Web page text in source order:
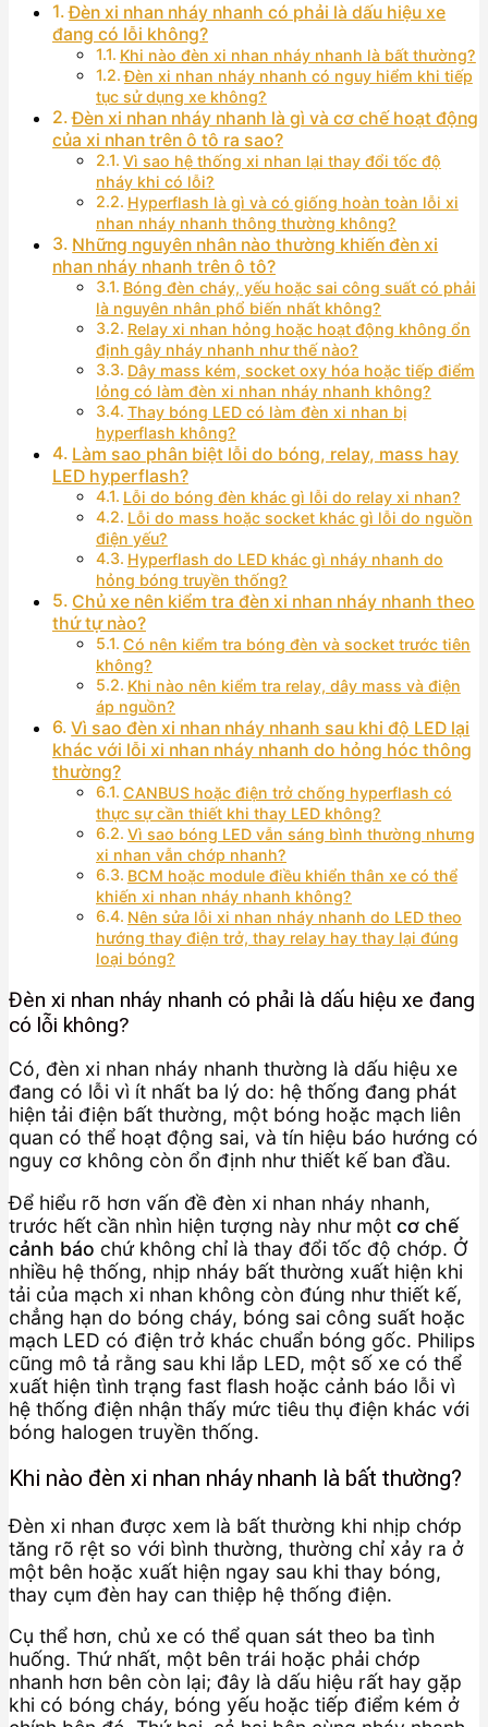
Đèn xi nhan nháy nhanh có phải là dấu hiệu xe
đang có lỗi không?
Khi nào đèn xi nhan nháy nhanh là bất thường?
Đèn xi nhan nháy nhanh có nguy hiểm khi tiếp
tục sử dụng xe không?
Đèn xi nhan nháy nhanh là gì và cơ chế hoạt động
của xi nhan trên ô tô ra sao?
Vì sao hệ thống xi nhan lại thay đổi tốc độ
nháy khi có lỗi?
Hyperflash là gì và có giống hoàn toàn lỗi xi
nhan nháy nhanh thông thường không?
Những nguyên nhân nào thường khiến đèn xi
nhan nháy nhanh trên ô tô?
Bóng đèn cháy, yếu hoặc sai công suất có phải
là nguyên nhân phổ biến nhất không?
Relay xi nhan hỏng hoặc hoạt động không ổn
định gây nháy nhanh như thế nào?
Dây mass kém, socket oxy hóa hoặc tiếp điểm
lỏng có làm đèn xi nhan nháy nhanh không?
Thay bóng LED có làm đèn xi nhan bị
hyperflash không?
Làm sao phân biệt lỗi do bóng, relay, mass hay
LED hyperflash?
Lỗi do bóng đèn khác gì lỗi do relay xi nhan?
Lỗi do mass hoặc socket khác gì lỗi do nguồn
điện yếu?
Hyperflash do LED khác gì nháy nhanh do
hỏng bóng truyền thống?
Chủ xe nên kiểm tra đèn xi nhan nháy nhanh theo
thứ tự nào?
Có nên kiểm tra bóng đèn và socket trước tiên
không?
Khi nào nên kiểm tra relay, dây mass và điện
áp nguồn?
Vì sao đèn xi nhan nháy nhanh sau khi độ LED lại
khác với lỗi xi nhan nháy nhanh do hỏng hóc thông
thường?
CANBUS hoặc điện trở chống hyperflash có
thực sự cần thiết khi thay LED không?
Vì sao bóng LED vẫn sáng bình thường nhưng
xi nhan vẫn chớp nhanh?
BCM hoặc module điều khiển thân xe có thể
khiến xi nhan nháy nhanh không?
Nên sửa lỗi xi nhan nháy nhanh do LED theo
hướng thay điện trở, thay relay hay thay lại đúng
loại bóng?
Đèn xi nhan nháy nhanh có phải là dấu hiệu xe đang
có lỗi không?
Có, đèn xi nhan nháy nhanh thường là dấu hiệu xe
đang có lỗi vì ít nhất ba lý do: hệ thống đang phát
hiện tải điện bất thường, một bóng hoặc mạch liên
quan có thể hoạt động sai, và tín hiệu báo hướng có
nguy cơ không còn ổn định như thiết kế ban đầu.
Để hiểu rõ hơn vấn đề đèn xi nhan nháy nhanh,
trước hết cần nhìn hiện tượng này như một cơ chế
cảnh báo chứ không chỉ là thay đổi tốc độ chớp. Ở
nhiều hệ thống, nhịp nháy bất thường xuất hiện khi
tải của mạch xi nhan không còn đúng như thiết kế,
chẳng hạn do bóng cháy, bóng sai công suất hoặc
mạch LED có điện trở khác chuẩn bóng gốc. Philips
cũng mô tả rằng sau khi lắp LED, một số xe có thể
xuất hiện tình trạng fast flash hoặc cảnh báo lỗi vì
hệ thống điện nhận thấy mức tiêu thụ điện khác với
bóng halogen truyền thống.
Khi nào đèn xi nhan nháy nhanh là bất thường?
Đèn xi nhan được xem là bất thường khi nhịp chớp
tăng rõ rệt so với bình thường, thường chỉ xảy ra ở
một bên hoặc xuất hiện ngay sau khi thay bóng,
thay cụm đèn hay can thiệp hệ thống điện.
Cụ thể hơn, chủ xe có thể quan sát theo ba tình
huống. Thứ nhất, một bên trái hoặc phải chớp
nhanh hơn bên còn lại; đây là dấu hiệu rất hay gặp
khi có bóng cháy, bóng yếu hoặc tiếp điểm kém ở